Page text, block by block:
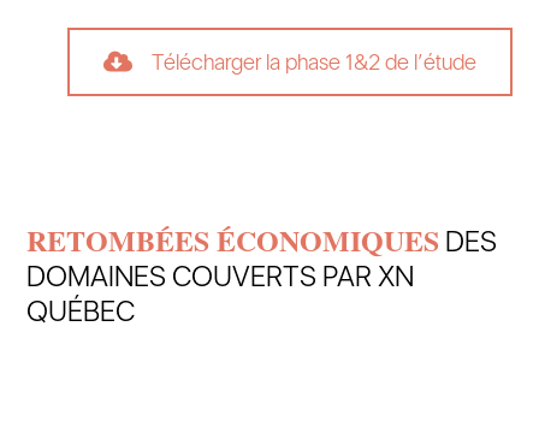
Télécharger la phase 1&2 de l’étude
RETOMBÉES ÉCONOMIQUES DES
DOMAINES COUVERTS PAR XN
QUÉBEC